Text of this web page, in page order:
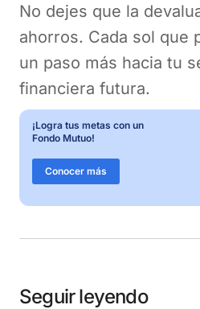
No dejes que la
ahorros. Cada sol que
un paso más hacia tu
financiera futura.
¡Logra tus metas con un
Fondo Mutuo!
Conocer más
Seguir leyendo